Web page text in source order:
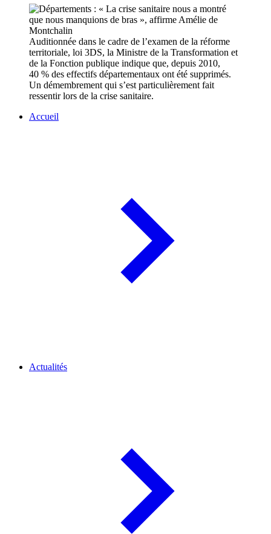
Auditionnée dans le cadre de l’examen de la réforme
territoriale, loi 3DS, la Ministre de la Transformation et
de la Fonction publique indique que, depuis 2010,
40 % des effectifs départementaux ont été supprimés.
Un démembrement qui s’est particulièrement fait
ressentir lors de la crise sanitaire.
Accueil
Actualités